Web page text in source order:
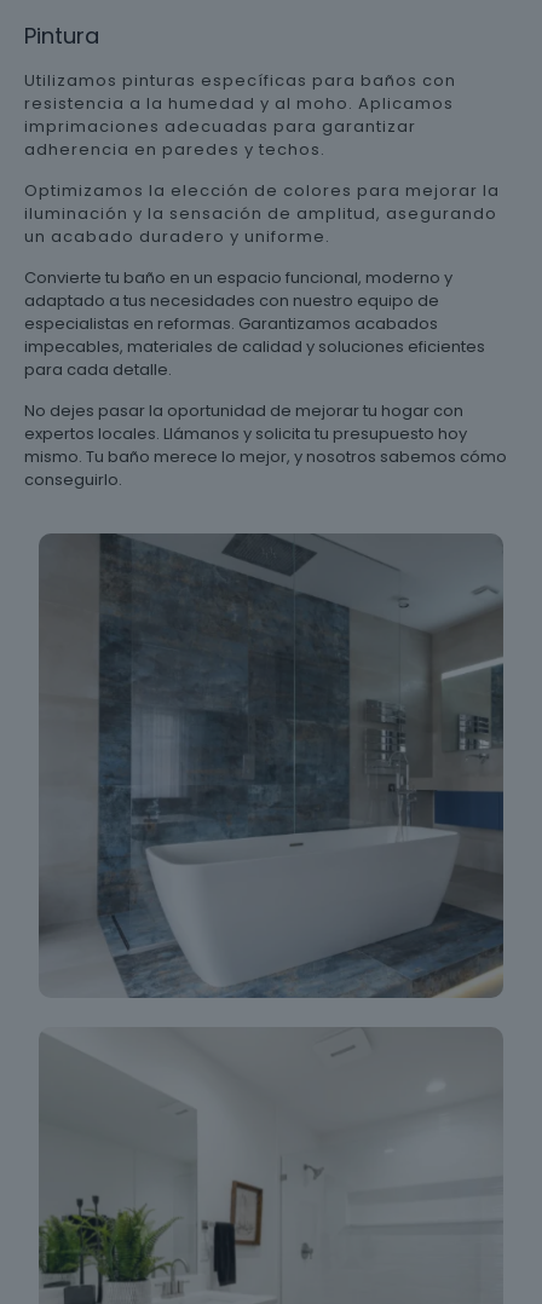
Pintura
Utilizamos pinturas específicas para baños con
resistencia a la humedad y al moho. Aplicamos
imprimaciones adecuadas para garantizar
adherencia en paredes y techos.
Optimizamos la elección de colores para mejorar la
iluminación y la sensación de amplitud, asegurando
un acabado duradero y uniforme.
Convierte tu baño en un espacio funcional, moderno y
adaptado a tus necesidades con nuestro equipo de
especialistas en reformas. Garantizamos acabados
impecables, materiales de calidad y soluciones eficientes
para cada detalle.
No dejes pasar la oportunidad de mejorar tu hogar con
expertos locales. Llámanos y solicita tu presupuesto hoy
mismo. Tu baño merece lo mejor, y nosotros sabemos cómo
conseguirlo.